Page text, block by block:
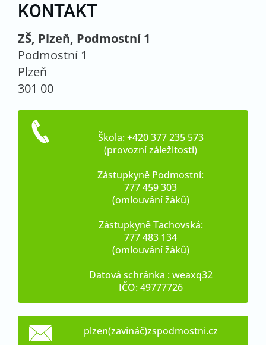
KONTAKT
ZŠ, Plzeň, Podmostní 1
Podmostní 1
Plzeň
301 00
Škola: +420 377 235 573
(provozní záležitosti)
Zástupkyně Podmostní:
777 459 303
(omlouvání žáků)
Zástupkyně Tachovská:
777 483 134
(omlouvání žáků)
Datová schránka : weaxq32
IČO: 49777726
plzen(zavináč)zspodmostni.cz